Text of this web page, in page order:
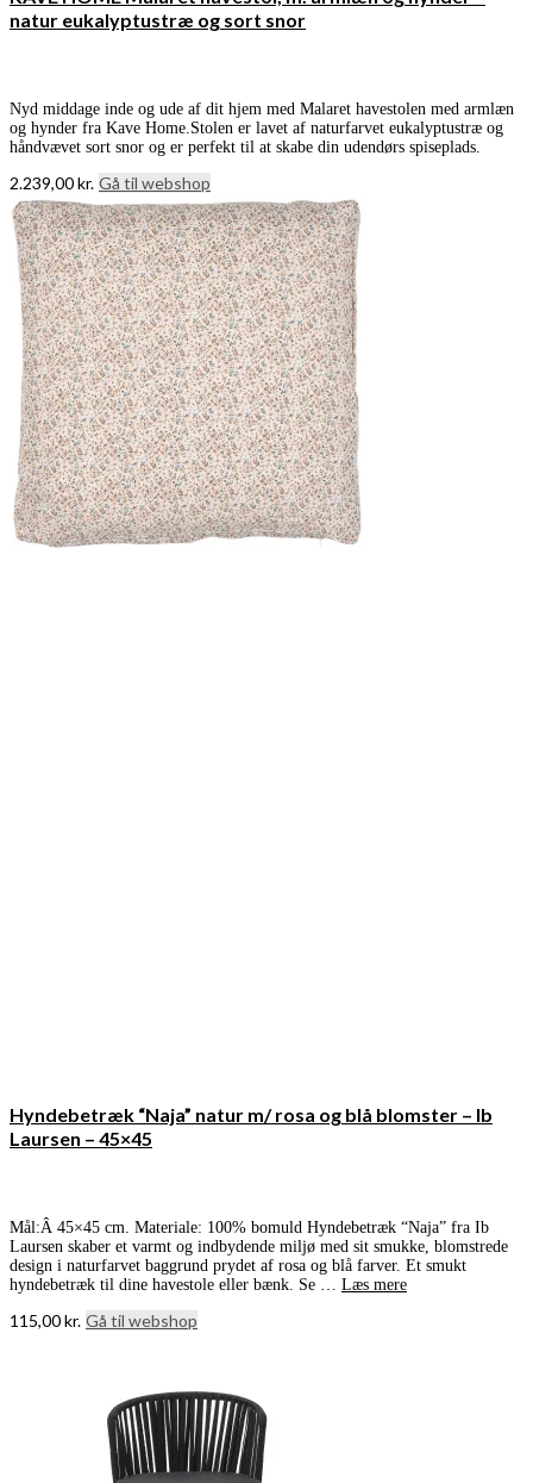
natur eukalyptustræ og sort snor
Nyd middage inde og ude af dit hjem med Malaret havestolen med armlæn
og hynder fra Kave Home.Stolen er lavet af naturfarvet eukalyptustræ og
håndvævet sort snor og er perfekt til at skabe din udendørs spiseplads.
2.239,00kr. Gå til webshop
Hyndebetræk “Naja” natur m/ rosa og blå blomster – Ib
Laursen – 45×45
Mål:Â 45×45 cm. Materiale: 100% bomuld Hyndebetræk “Naja” fra Ib
Laursen skaber et varmt og indbydende miljø med sit smukke, blomstrede
design i naturfarvet baggrund prydet af rosa og blå farver. Et smukt
hyndebetræk til dine havestole eller bænk. Se … Læs mere
115,00kr. Gå til webshop